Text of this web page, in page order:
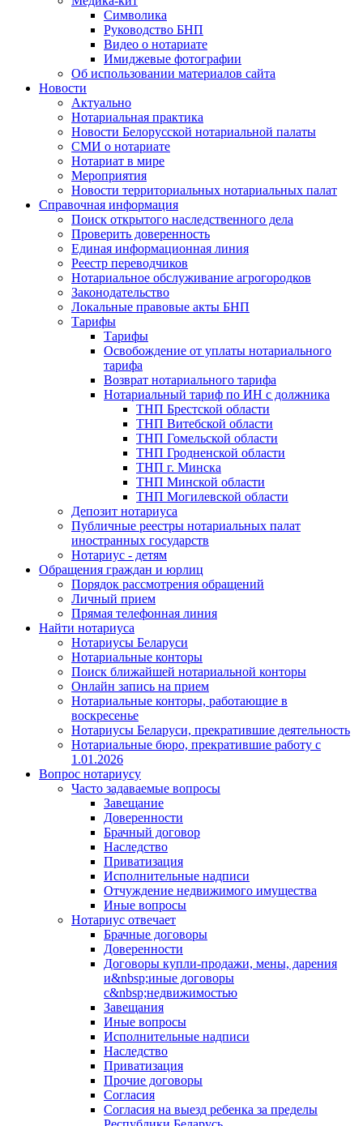
Символика
Руководство БНП
Видео о нотариате
Имиджевые фотографии
Об использовании материалов сайта
Новости
Актуально
Нотариальная практика
Новости Белорусской нотариальной палаты
СМИ о нотариате
Нотариат в мире
Мероприятия
Новости территориальных нотариальных палат
Справочная информация
Поиск открытого наследственного дела
Проверить доверенность
Единая информационная линия
Реестр переводчиков
Нотариальное обслуживание агрогородков
Законодательство
Локальные правовые акты БНП
Тарифы
Тарифы
Освобождение от уплаты нотариального
тарифа
Возврат нотариального тарифа
Нотариальный тариф по ИН с должника
ТНП Брестской области
ТНП Витебской области
ТНП Гомельской области
ТНП Гродненской области
ТНП г. Минска
ТНП Минской области
ТНП Могилевской области
Депозит нотариуса
Публичные реестры нотариальных палат
иностранных государств
Нотариус - детям
Обращения граждан и юрлиц
Порядок рассмотрения обращений
Личный прием
Прямая телефонная линия
Найти нотариуса
Нотариусы Беларуси
Нотариальные конторы
Поиск ближайшей нотариальной конторы
Онлайн запись на прием
Нотариальные конторы, работающие в
воскресенье
Нотариусы Беларуси, прекратившие деятельность
Нотариальные бюро, прекратившие работу с
1.01.2026
Вопрос нотариусу
Часто задаваемые вопросы
Завещание
Доверенности
Брачный договор
Наследство
Приватизация
Исполнительные надписи
Отчуждение недвижимого имущества
Иные вопросы
Нотариус отвечает
Брачные договоры
Доверенности
Договоры купли-продажи, мены, дарения
и&nbsp;иные договоры
с&nbsp;недвижимостью
Завещания
Иные вопросы
Исполнительные надписи
Наследство
Приватизация
Прочие договоры
Согласия
Согласия на выезд ребенка за пределы